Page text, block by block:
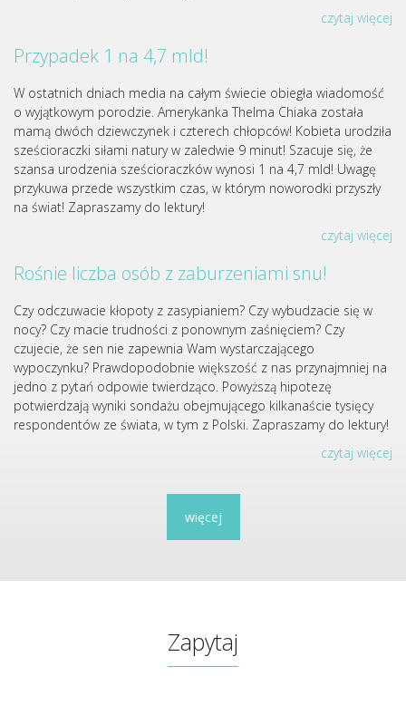
czytaj więcej
Przypadek 1 na 4,7 mld!
W ostatnich dniach media na całym świecie obiegła wiadomość
o wyjątkowym porodzie. Amerykanka Thelma Chiaka została
mamą dwóch dziewczynek i czterech chłopców! Kobieta urodziła
sześcioraczki siłami natury w zaledwie 9 minut! Szacuje się, że
szansa urodzenia sześcioraczków wynosi 1 na 4,7 mld! Uwagę
przykuwa przede wszystkim czas, w którym noworodki przyszły
na świat! Zapraszamy do lektury!
czytaj więcej
Rośnie liczba osób z zaburzeniami snu!
Czy odczuwacie kłopoty z zasypianiem? Czy wybudzacie się w
nocy? Czy macie trudności z ponownym zaśnięciem? Czy
czujecie, że sen nie zapewnia Wam wystarczającego
wypoczynku? Prawdopodobnie większość z nas przynajmniej na
jedno z pytań odpowie twierdząco. Powyższą hipotezę
potwierdzają wyniki sondażu obejmującego kilkanaście tysięcy
respondentów ze świata, w tym z Polski. Zapraszamy do lektury!
czytaj więcej
więcej
Zapytaj